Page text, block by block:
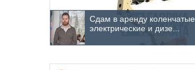
Сдам в аренду коленчатые
электрические и дизе...